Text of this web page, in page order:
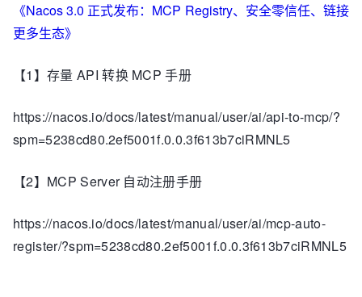
《Nacos 3.0 正式发布：MCP Registry、安全零信任、链接
更多生态》
【1】存量 API 转换 MCP 手册
https://nacos.io/docs/latest/manual/user/ai/api-to-mcp/?
spm=5238cd80.2ef5001f.0.0.3f613b7ciRMNL5
【2】MCP Server 自动注册手册
https://nacos.io/docs/latest/manual/user/ai/mcp-auto-
register/?spm=5238cd80.2ef5001f.0.0.3f613b7ciRMNL5